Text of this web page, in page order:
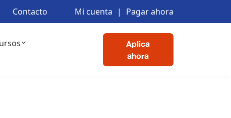
Contacto Mi cuenta | Pagar ahora
Aplica
ahora